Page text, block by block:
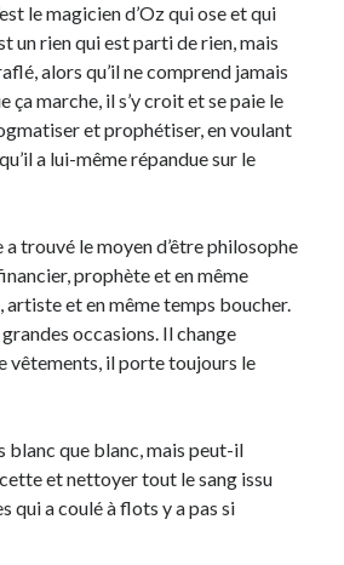
le magicien d’Oz qui ose et qui
un rien qui est parti de rien, mais
alors qu’il ne comprend jamais
ça marche, il s’y croit et se paie le
et prophétiser, en voulant
a lui-même répandue sur le
trouvé le moyen d’être philosophe
prophète et en même
artiste et en même temps boucher.
occasions. Il change
vêtements, il porte toujours le
blanc que blanc, mais peut-il
et nettoyer tout le sang issu
qui a coulé à flots y a pas si